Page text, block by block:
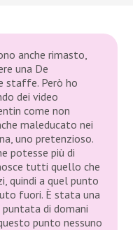
anche rimasto,
una De
staffe. Però ho
dei video
come non
maleducato nei
uno pretenzioso.
potesse più di
tutti quello che
quindi a quel punto
fuori. È stata una
di domani
punto nessuno